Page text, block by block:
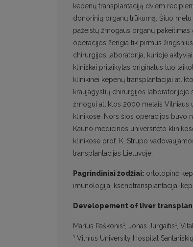
kepenų transplantaciją dviem
donorinių organų trūkumą. Šiuo
pažeistų žmogaus organų
operacijos žengia tik pirmus
chirurgijos laboratorija, kurioje
kliniškai pritaikytas originalus tuo
klinikinei kepenų transplantacijai
kraujagyslių chirurgijos
žmogui atliktos 2000 metais Vilniaus
klinikose. Nors šios operacijos buvo
Kauno medicinos universiteto
klinikose prof. K. Strupo
transplantacijas Lietuvoje.
Pagrindiniai žodžiai: ortotopinė
imunologija, ksenotransplantacija,
Developement of liver
Marius Paškonis1, Jonas Jurgaitis1,
1 Vilnius University Hospital